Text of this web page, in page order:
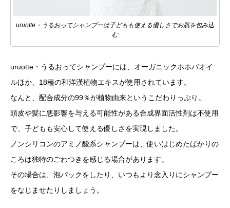
uruotte・うるおってシャンプーは子どもも使える優しさでお肌を包み込
む
uruotte・うるおってシャンプーには、オーガニックホホバオイ
ルほか、18種の和洋漢植物エキスが使用されています。
なんと、配合成分の99％が植物由来というこだわりっぷり。
頭皮や髪に悪影響を与える可能性がある合成界面活性剤は不使用
で、子どもも安心して使える優しさを実現しました。
ノンシリコンのアミノ酸系シャンプーは、使いはじめたばかりの
ころは独特のごわつきを感じる場合があります。
その場合は、泡パックをしたり、いつもより念入りにシャンプー
をなじませたりしましょう。